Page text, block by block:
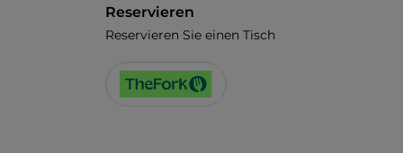
Reservieren
Reservieren Sie einen Tisch